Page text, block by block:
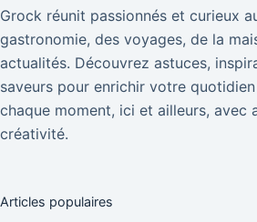
Grock réunit passionnés et curieux
gastronomie, des voyages, de la
actualités. Découvrez astuces,
saveurs pour enrichir votre
chaque moment, ici et ailleurs, avec
créativité.
Articles populaires